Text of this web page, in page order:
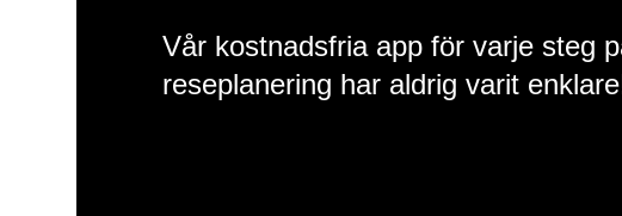
Vår kostnadsfria app för varje steg
reseplanering har aldrig varit